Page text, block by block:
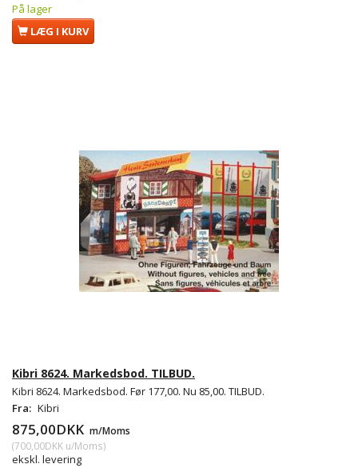
På lager
LÆG I KURV
Kibri 8624. Markedsbod. TILBUD.
Kibri 8624. Markedsbod. Før 177,00. Nu 85,00. TILBUD.
Fra: Kibri
875,00DKK m/Moms
(700,00DKK u/Moms)
ekskl. levering